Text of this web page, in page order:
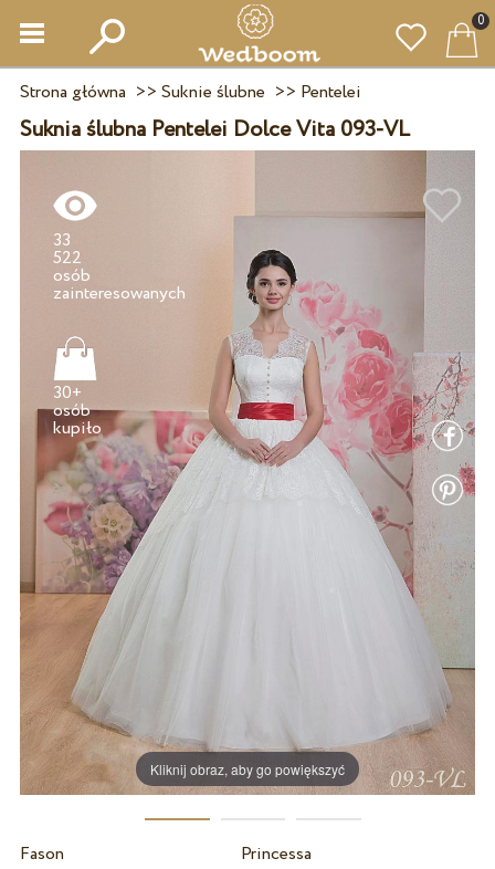
0
Strona główna >> Suknie ślubne >> Pentelei
Suknia ślubna Pentelei Dolce Vita 093-VL
Kliknij obraz, aby go powiększyć
33
522
osób
30+
osób
kupiło
Fason
Princessa